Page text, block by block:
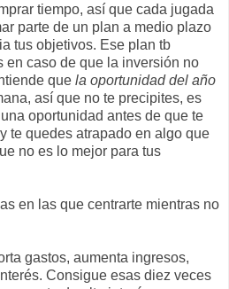
tiempo, así que cada jugada
parte de un plan a medio plazo
tus objetivos. Ese plan tb
en caso de que la inversión no
que la oportunidad del año
así que no te precipites, es
oportunidad antes de que te
te quedes atrapado en algo que
no es lo mejor para tus
en las que centrarte mientras no
gastos, aumenta ingresos,
Consigue esas diez veces